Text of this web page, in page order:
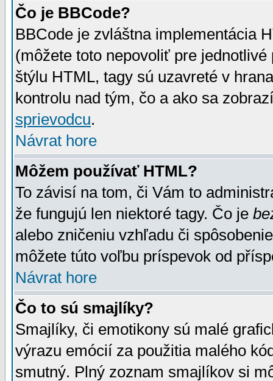
Čo je BBCode?
BBCode je zvláštna implementácia
(môžete toto nepovoliť pre
štýlu HTML, tagy sú uzavreté v
kontrolu nad tým, čo a ako sa
sprievodcu.
Návrat hore
Môžem používať HTML?
To závisí na tom, či Vám to
že fungujú len niektoré tagy. Čo je
alebo zničeniu vzhľadu či
môžete túto voľbu príspevok od
Návrat hore
Čo to sú smajlíky?
Smajlíky, či emotikony sú malé
výrazu emócií za použitia malého
smutný. Plný zoznam smajlíkov si